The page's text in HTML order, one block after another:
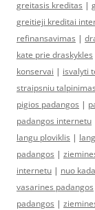
greitasis kreditas |
greitieji kreditai
refinansavimas |
kate prie draskykles
konservai | isvalyti
straipsniu talpinimas
pigios padangos |
padangos internetu
langu ploviklis |
padangos |
internetu | nuo
vasarines padangos
padangos |